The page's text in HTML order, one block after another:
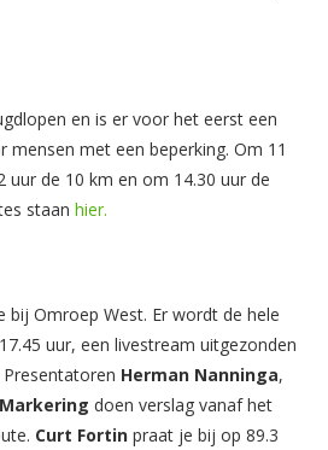
en is er voor het eerst een
met een beperking. Om 11
de 10 km en om 14.30 uur de
staan hier.
bij Omroep West. Er wordt de hele
uur, een livestream uitgezonden
Presentatoren Herman Nanninga,
doen verslag vanaf het
Curt Fortin praat je bij op 89.3